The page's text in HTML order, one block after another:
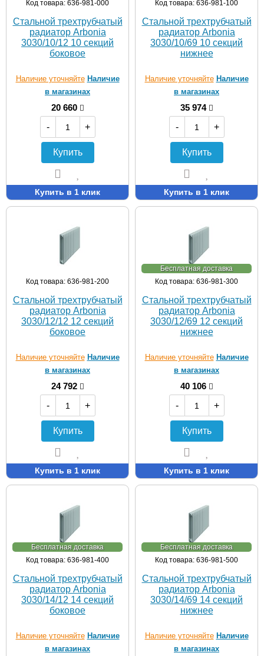
Код товара: 636-981-000
Стальной трехтрубчатый
радиатор Arbonia
3030/10/12 10 секций
боковое
Наличие уточняйте Наличие
в магазинах
20 660
-
+
Купить
Купить в 1 клик
Код товара: 636-981-100
Стальной трехтрубчатый
радиатор Arbonia
3030/10/69 10 секций
нижнее
Наличие уточняйте Наличие
в магазинах
35 974
-
+
Купить
Купить в 1 клик
Код товара: 636-981-200
Стальной трехтрубчатый
радиатор Arbonia
3030/12/12 12 секций
боковое
Наличие уточняйте Наличие
в магазинах
24 792
-
+
Купить
Купить в 1 клик
Бесплатная доставка
Код товара: 636-981-300
Стальной трехтрубчатый
радиатор Arbonia
3030/12/69 12 секций
нижнее
Наличие уточняйте Наличие
в магазинах
40 106
-
+
Купить
Купить в 1 клик
Бесплатная доставка
Код товара: 636-981-400
Стальной трехтрубчатый
радиатор Arbonia
3030/14/12 14 секций
боковое
Наличие уточняйте Наличие
в магазинах
Бесплатная доставка
Код товара: 636-981-500
Стальной трехтрубчатый
радиатор Arbonia
3030/14/69 14 секций
нижнее
Наличие уточняйте Наличие
в магазинах